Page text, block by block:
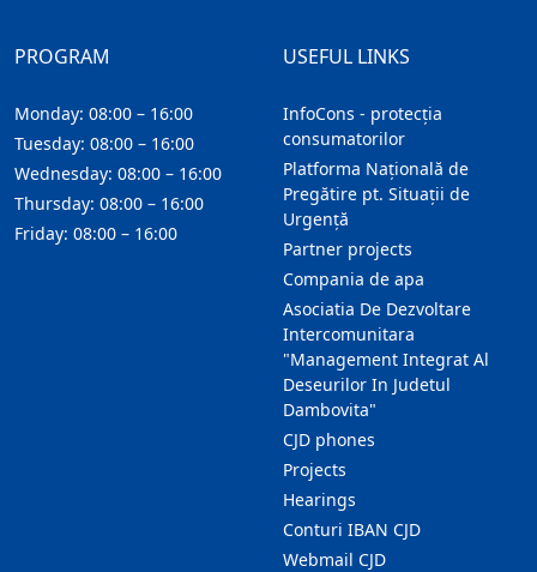
USEFUL LINKS
InfoCons - protecția
consumatorilor
Platforma Națională de
Pregătire pt. Situații de
Urgență
Partner projects
Compania de apa
Asociatia De Dezvoltare
Intercomunitara
"Management Integrat Al
Deseurilor In Judetul
Dambovita"
CJD phones
Projects
Hearings
Conturi IBAN CJD
Webmail CJD
PROGRAM
Monday: 08:00 – 16:00
Tuesday: 08:00 – 16:00
Wednesday: 08:00 – 16:00
Thursday: 08:00 – 16:00
Friday: 08:00 – 16:00